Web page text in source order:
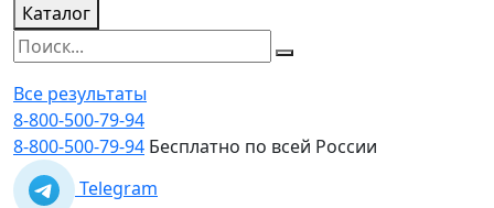
Каталог
Все результаты
8-800-500-79-94
8-800-500-79-94 Бесплатно по всей России
Telegram